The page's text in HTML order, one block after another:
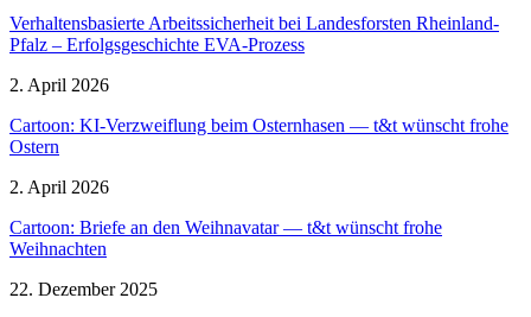
Verhal­tens­ba­sierte Arbeits­si­cherheit bei Landes­forsten Rheinland-
Pfalz – Erfolgs­ge­schichte EVA-Prozess
2. April 2026
Cartoon: KI-Verzweiflung beim Ostern­hasen — t&t wünscht frohe
Ostern
2. April 2026
Cartoon: Briefe an den Weihnavatar — t&t wünscht frohe
Weihnachten
22. Dezember 2025